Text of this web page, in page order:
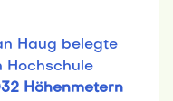
Haug belegte
Hochschule
Höhenmetern